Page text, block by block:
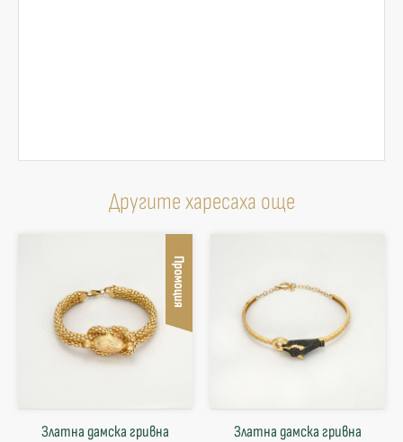
Другите харесаха още
Промоция
Златна дамска гривна Златна дамска гривна